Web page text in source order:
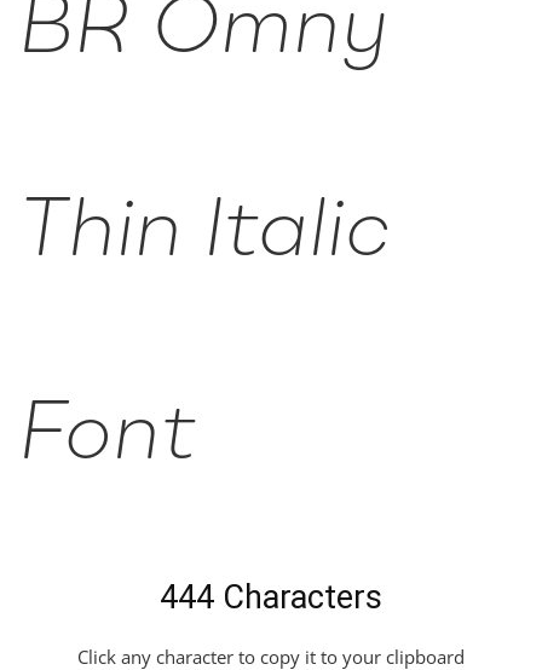
BR Omny
Thin Italic
Font
444 Characters
Click any character to copy it to your clipboard